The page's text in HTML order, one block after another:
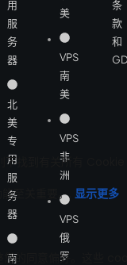
用
服
务
器
北
美
专
用
服
务
器
南
美
VPS
南
美
VPS
非
洲
VPS
俄
罗
条
款
和